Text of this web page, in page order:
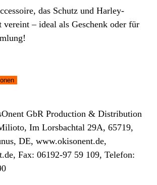
das Schutz und Harley-
– ideal als Geschenk oder für
GbR Production & Distribution
Im Lorsbachtal 29A, 65719,
DE, www.okisonent.de,
Fax: 06192-97 59 109, Telefon: